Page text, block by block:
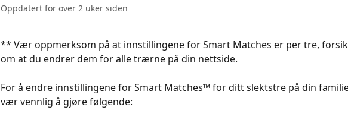
Oppdatert for over 2 uker siden
** Vær oppmerksom på at innstillingene for Smart Matches er per tre,
om at du endrer dem for alle trærne på din nettside.
​​​​​​​​​​​​For å endre innstillingene for Smart Matches™ for ditt slektstre på din
vær vennlig å gjøre følgende:​​